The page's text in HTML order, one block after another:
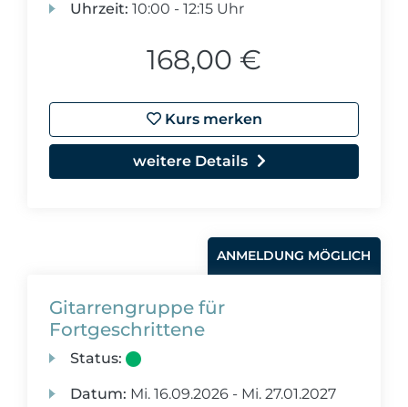
Uhrzeit: 10:00 - 12:15 Uhr
168,00 €
Kurs merken
weitere Details
ANMELDUNG MÖGLICH
Gitarrengruppe für
Fortgeschrittene
Status:
Datum: Mi. 16.09.2026 - Mi. 27.01.2027